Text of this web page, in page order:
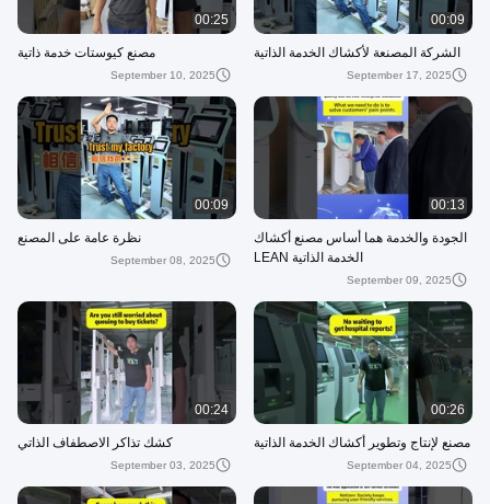
00:09
الشركة المصنعة لأكشاك الخدمة الذاتية
September 17, 2025
00:25
مصنع كيوستات خدمة ذاتية
September 10, 2025
00:13
الجودة والخدمة هما أساس مصنع أكشاك
الخدمة الذاتية LEAN
September 09, 2025
00:09
نظرة عامة على المصنع
September 08, 2025
00:26
مصنع لإنتاج وتطوير أكشاك الخدمة الذاتية
September 04, 2025
00:24
كشك تذاكر الاصطفاف الذاتي
September 03, 2025